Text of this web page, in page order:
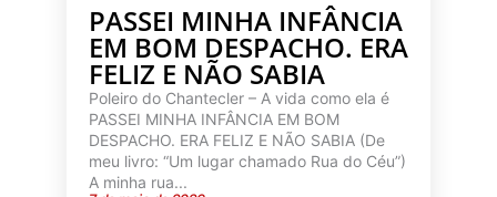
PASSEI MINHA INFÂNCIA
EM BOM DESPACHO. ERA
FELIZ E NÃO SABIA
Poleiro do Chantecler – A vida como ela é
PASSEI MINHA INFÂNCIA EM BOM
DESPACHO. ERA FELIZ E NÃO SABIA (De
meu livro: “Um lugar chamado Rua do Céu”)
A minha rua...